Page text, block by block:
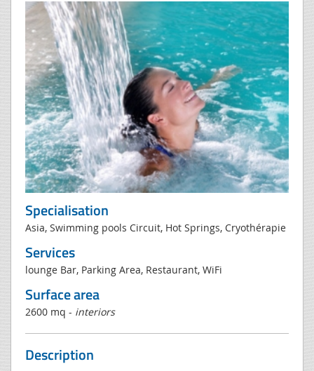
Specialisation
Asia, Swimming pools Circuit, Hot Springs, Cryothérapie
Services
lounge Bar, Parking Area, Restaurant, WiFi
Surface area
2600 mq - interiors
Description